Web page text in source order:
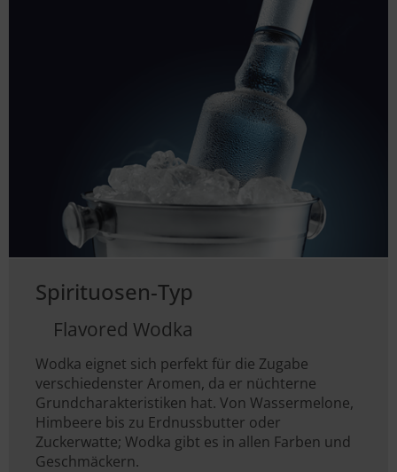
Spirituosen-Typ
Flavored Wodka
Wodka eignet sich perfekt für die Zugabe
verschiedenster Aromen, da er nüchterne
Grundcharakteristiken hat. Von Wassermelone,
Himbeere bis zu Erdnussbutter oder
Zuckerwatte; Wodka gibt es in allen Farben und
Geschmäckern.